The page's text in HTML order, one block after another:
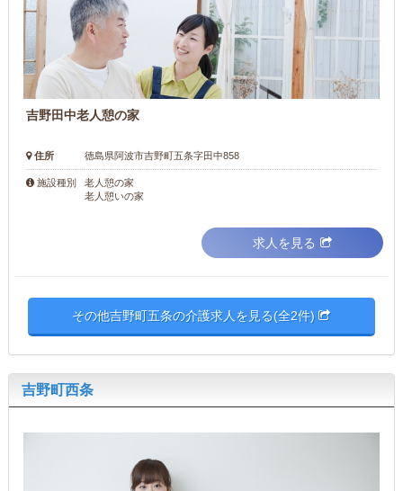
吉野田中老人憩の家
住所 徳島県阿波市吉野町五条字田中858
施設種別
老人憩の家
老人憩いの家
求人を見る
その他吉野町五条の介護求人を見る(全2件)
吉野町西条